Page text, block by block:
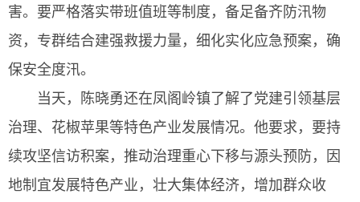
害。要严格落实带班值班等制度，备足备齐防汛物
资，专群结合建强救援力量，细化实化应急预案，确
保安全度汛。
当天，陈晓勇还在凤阁岭镇了解了党建引领基层
治理、花椒苹果等特色产业发展情况。他要求，要持
续攻坚信访积案，推动治理重心下移与源头预防，因
地制宜发展特色产业，壮大集体经济，增加群众收